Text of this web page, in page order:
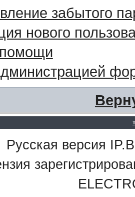
забытого
нового
Русская версия